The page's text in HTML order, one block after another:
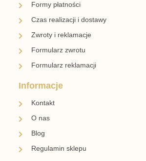
Formy płatności
Czas realizacji i dostawy
Zwroty i reklamacje
Formularz zwrotu
Formularz reklamacji
Informacje
Kontakt
O nas
Blog
Regulamin sklepu